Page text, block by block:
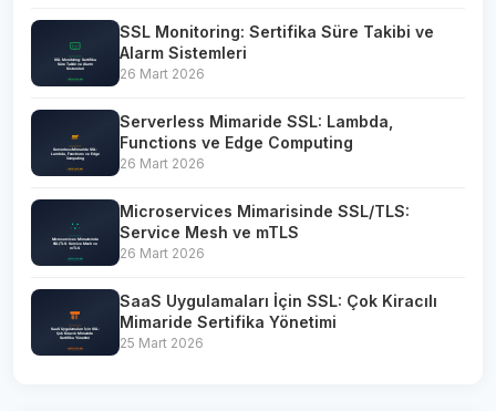
SSL Monitoring: Sertifika Süre Takibi ve
Alarm Sistemleri
26 Mart 2026
Serverless Mimaride SSL: Lambda,
Functions ve Edge Computing
26 Mart 2026
Microservices Mimarisinde SSL/TLS:
Service Mesh ve mTLS
26 Mart 2026
SaaS Uygulamaları İçin SSL: Çok Kiracılı
Mimaride Sertifika Yönetimi
25 Mart 2026